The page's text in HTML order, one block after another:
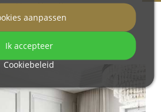
Naar Keuze
€ 410,00
Cookiebeleid
aanpassen
Ik accepteer